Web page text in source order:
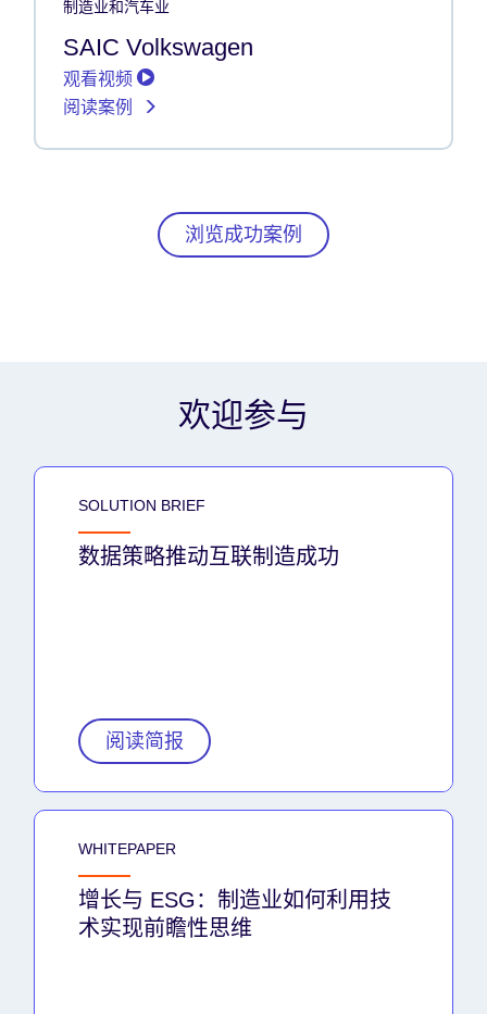
制造业和汽车业
SAIC Volkswagen
观看视频
阅读案例
浏览成功案例
欢迎参与
SOLUTION BRIEF
数据策略推动互联制造成功
阅读简报
WHITEPAPER
增长与 ESG：制造业如何利用技
术实现前瞻性思维